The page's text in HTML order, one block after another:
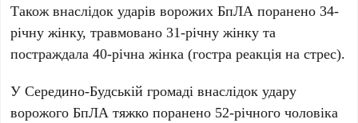
Також внаслідок ударів ворожих БпЛА поранено 34-
річну жінку, травмовано 31-річну жінку та
постраждала 40-річна жінка (гостра реакція на стрес).
УСередино-Будській громадівнаслідок удару
ворожого БпЛА тяжко поранено 52-річного чоловіка